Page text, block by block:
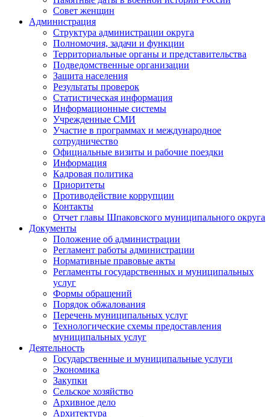
Совет женщин
Администрация
Структура администрации округа
Полномочия, задачи и функции
Территориальные органы и представительства
Подведомственные организации
Защита населения
Результаты проверок
Статистическая информация
Информационные системы
Учрежденные СМИ
Участие в программах и международное
сотрудничество
Официальные визиты и рабочие поездки
Информация
Кадровая политика
Приоритеты
Противодействие коррупции
Контакты
Отчет главы Шпаковского муниципального округа
Документы
Положение об администрации
Регламент работы администрации
Нормативные правовые акты
Регламенты государственных и муниципальных
услуг
Формы обращений
Порядок обжалования
Перечень муниципальных услуг
Технологические схемы предоставления
муниципальных услуг
Деятельность
Государственные и муниципальные услуги
Экономика
Закупки
Сельское хозяйство
Архивное дело
Архитектура